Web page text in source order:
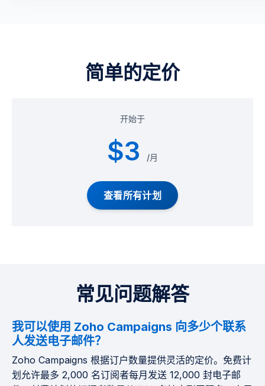
简单的定价
开始于
$3 /月
查看所有计划
常见问题解答
我可以使用 Zoho Campaigns 向多少个联系
人发送电子邮件？
Zoho Campaigns 根据订户数量提供灵活的定价。免费计
划允许最多 2,000 名订阅者每月发送 12,000 封电子邮